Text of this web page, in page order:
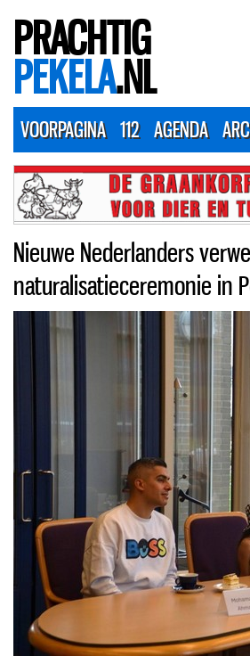
PRACHTIG
PEKELA.NL
VOORPAGINA 112 AGENDA
Nieuwe Nederlanders
naturalisatieceremonie in